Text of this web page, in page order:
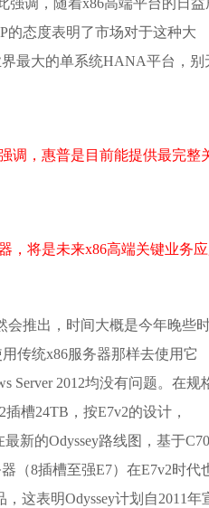
强调，随着x86高端平台的日益
的态度表明了市场对于这种大
最大的单系统HANA平台，别
调，惠普是目前能提供最完整
，将是未来x86高端关键业务应
会推出，时间大概是今年晚些
传统x86服务器那样去使用它
Server 2012均没有问题。在规
槽24TB，按E7v2的设计，
新的Odyssey路线图，基于
（8插槽至强E7）在E7v2时代
这表明Odyssey计划自2011年